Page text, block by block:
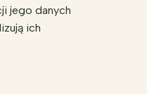
jego danych
ich